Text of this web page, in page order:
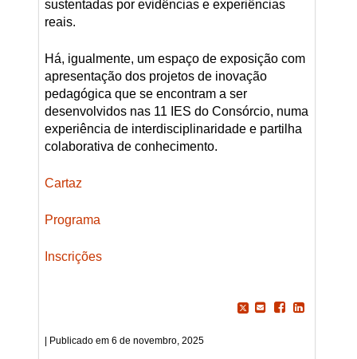
sustentadas por evidências e experiências
reais.
Há, igualmente, um espaço de exposição com
apresentação dos projetos de inovação
pedagógica que se encontram a ser
desenvolvidos nas 11 IES do Consórcio, numa
experiência de interdisciplinaridade e partilha
colaborativa de conhecimento.
Cartaz
Programa
Inscrições
6 de novembro, 2025